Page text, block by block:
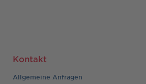
Kontakt
Allgemeine Anfragen